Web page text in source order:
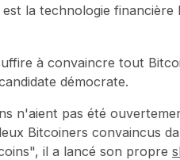
la technologie financière
à convaincre tout
démocrate.
n'aient pas été
Bitcoiners convaincus
il a lancé son propre